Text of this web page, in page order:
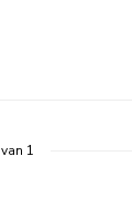
van 1